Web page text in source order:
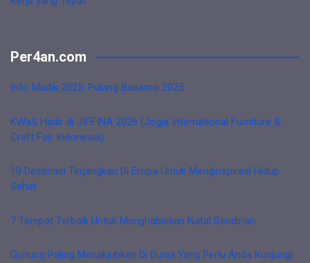
Per4an.com
Info Mudik 2025: Pulang Basamo 2025
KWaS Hadir di JIFFINA 2026 (Jogja International Furniture &
Craft Fair Indonesia)
10 Destinasi Terjangkau Di Eropa Untuk Menginspirasi Hidup
Sehat
7 Tempat Terbaik Untuk Menghabiskan Natal Sendirian
Gunung Paling Menakjubkan Di Dunia Yang Perlu Anda Kunjungi